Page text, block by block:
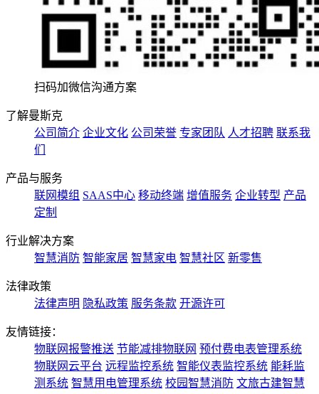
扫码加微信沟通方案
了解曼斯克
公司简介 企业文化 公司荣誉 专家团队 人才招聘 联系我
们
产品与服务
联网模组 SAAS中心 移动终端 增值服务 企业转型 产品
定制
行业解决方案
智慧消防 智能家居 智慧家电 智慧社区 新零售
法律政策
法律声明 隐私政策 服务条款 开源许可
友情链接：
物联网报警推送 节能减排物联网 预付费电表管理系统
物联网云平台 远程监控系统 智能仪表监控系统 能耗监
测系统 智慧用电管理系统 校园智慧消防 文旅古建智慧